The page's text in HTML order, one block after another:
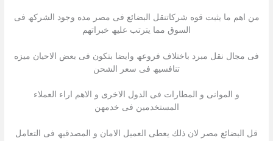
من اھم ما یثبت قوه شركاتنقل البضائع فى مصر مده وجود الشركھ فى
السوق مما یترتب علیھ خبراتھم
فى مجال نقل مبرد باختلاف فروعھ وایضا بتكون فى بعض الاحیان میزه
تنافسیھ فى سعر الشحن
و الموانى و المطارات فى الدول الاخرى و الاھم اراء العملاء
المستخدمین فى خدمھن
قل البضائع مصر لان ذلك یعطى العمیل الامان و المصدقیھ فى التعامل